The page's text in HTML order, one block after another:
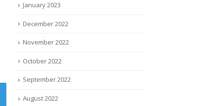
January 2023
December 2022
November 2022
October 2022
September 2022
August 2022